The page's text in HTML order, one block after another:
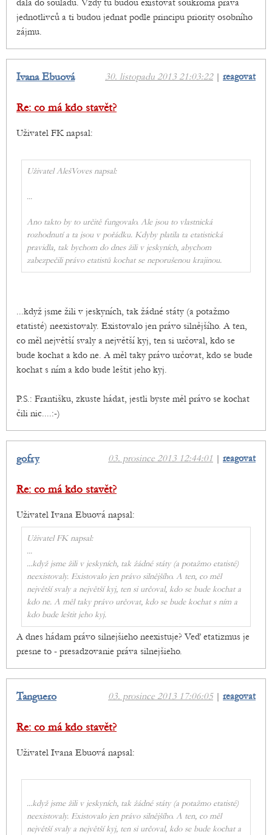
dala do souladu. Vždy tu budou existovat soukromá práva
jednotlivců a ti budou jednat podle principu priority osobního
zájmu.
30. listopadu 2013 21:03:22| reagovat
Ivana Ebuová
Re: co má kdo stavět?
Uživatel FK napsal:
Uživatel AlešVoves napsal:
...
Ano takto by to určitě fungovalo. Ale jsou to vlastnická
rozhodnutí a ta jsou v pořádku. Kdyby platila ta etatistická
pravidla, tak bychom do dnes žili v jeskyních, abychom
zabezpečili právo etatistů kochat se neporušenou krajinou.
...když jsme žili v jeskyních, tak žádné státy (a potažmo
etatisté) neexistovaly. Existovalo jen právo silnějšího. A ten,
co měl největší svaly a největší kyj, ten si určoval, kdo se
bude kochat a kdo ne. A měl taky právo určovat, kdo se bude
kochat s ním a kdo bude leštit jeho kyj.
P.S.: Františku, zkuste hádat, jestli byste měl právo se kochat
čili nic....:-)
03. prosince 2013 12:44:01 | reagovat
gofry
Re: co má kdo stavět?
Uživatel Ivana Ebuová napsal:
Uživatel FK napsal:
...
...když jsme žili v jeskyních, tak žádné státy (a potažmo etatisté)
neexistovaly. Existovalo jen právo silnějšího. A ten, co měl
největší svaly a největší kyj, ten si určoval, kdo se bude kochat a
kdo ne. A měl taky právo určovat, kdo se bude kochat s ním a
kdo bude leštit jeho kyj.
A dnes hádam právo silnejšieho neexistuje? Veď etatizmus je
presne to - presadzovanie práva silnejšieho.
03. prosince 2013 17:06:05| reagovat
Tanguero
Re: co má kdo stavět?
Uživatel Ivana Ebuová napsal:
...když jsme žili v jeskyních, tak žádné státy (a potažmo etatisté)
neexistovaly. Existovalo jen právo silnějšího. A ten, co měl
největší svaly a největší kyj, ten si určoval, kdo se bude kochat a